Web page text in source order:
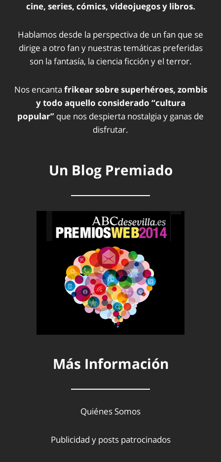
cine, series, cómics, videojuegos y libros.
Hablamos desde la perspectiva de un fan que se
dirige a otro fan y nuestras temáticas preferidas
son la fantasía, la ciencia ficción y el terror.
Nos encanta frikear sobre superhéroes, zombis
y todo aquello considerado “cultura
popular” que nos despierta nostalgia y ganas de
disfrutar.
Un Blog Premiado
Más Información
Quiénes Somos
Publicidad y posts patrocinados